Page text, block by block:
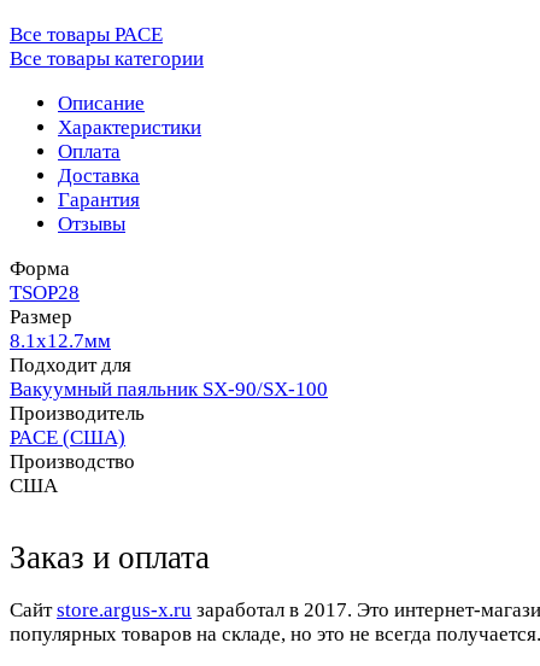
Все товары PACE
Все товары категории
Описание
Характеристики
Оплата
Доставка
Гарантия
Отзывы
Форма
TSOP28
Размер
8.1х12.7мм
Подходит для
Вакуумный паяльник SX-90/SX-100
Производитель
PACE (США)
Производство
США
Заказ и оплата
Cайтstore.argus-x.ru заработал в 2017. Это интернет-
популярных товаров на складе, но это не всегда